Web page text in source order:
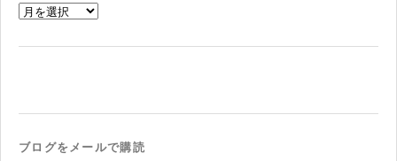
ア
ー
ブログをメールで購読